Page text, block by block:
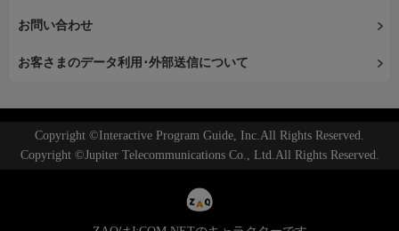
お問い合わせ
お客さまのデータ利用･外部送信について
Copyright ©Interactive Program Guide, Inc.All Rights Reserved.
Copyright ©Jupiter Telecommunications Co., Ltd.All Rights Reserved.